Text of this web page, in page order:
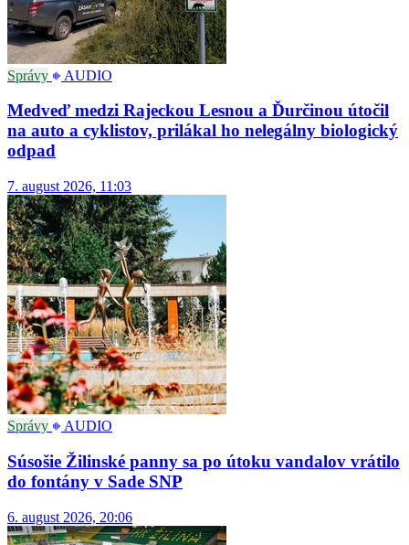
Správy AUDIO
Medveď medzi Rajeckou Lesnou a Ďurčinou útočil
na auto a cyklistov, prilákal ho nelegálny biologický
odpad
7. august 2026, 11:03
Správy AUDIO
Súsošie Žilinské panny sa po útoku vandalov vrátilo
do fontány v Sade SNP
6. august 2026, 20:06